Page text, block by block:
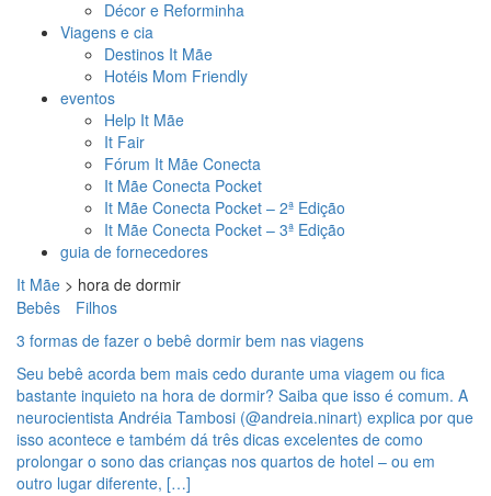
Décor e Reforminha
Viagens e cia
Destinos It Mãe
Hotéis Mom Friendly
eventos
Help It Mãe
It Fair
Fórum It Mãe Conecta
It Mãe Conecta Pocket
It Mãe Conecta Pocket – 2ª Edição
It Mãe Conecta Pocket – 3ª Edição
guia de fornecedores
It Mãe > hora de dormir
Bebês
Filhos
3 formas de fazer o bebê dormir bem nas viagens
Seu bebê acorda bem mais cedo durante uma viagem ou fica
bastante inquieto na hora de dormir? Saiba que isso é comum. A
neurocientista Andréia Tambosi (@andreia.ninart) explica por que
isso acontece e também dá três dicas excelentes de como
prolongar o sono das crianças nos quartos de hotel – ou em
outro lugar diferente, […]